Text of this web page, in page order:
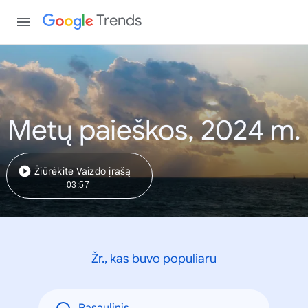
Trends
Metų paieškos, 2024 m.
Žiūrėkite Vaizdo įrašą
03:57
Žr., kas buvo populiaru